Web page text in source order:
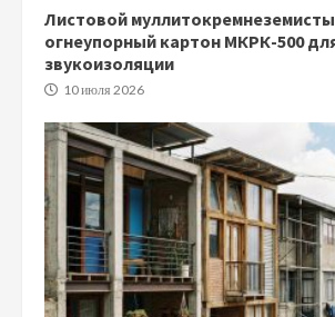
Листовой
огнеупорный картон МКРК-500
звукоизоляции
10 июля 2026